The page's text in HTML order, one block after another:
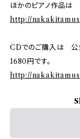
ほかのピアノ作品は
http://
CDでのご購入は 公
1680円です。
http://